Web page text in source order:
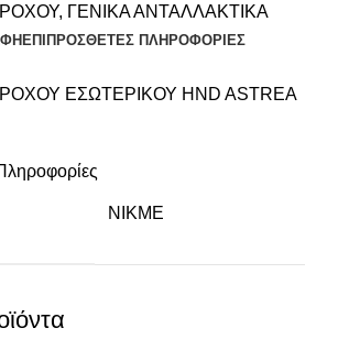
, ΓΕΝΙΚΑ ΑΝΤΑΛΛΑΚΤΙΚΑ
ΕΠΙΠΡΌΣΘΕΤΕΣ ΠΛΗΡΟΦΟΡΊΕΣ
ΕΣΩΤΕΡΙΚΟΥ HND ASTREA
NIKME